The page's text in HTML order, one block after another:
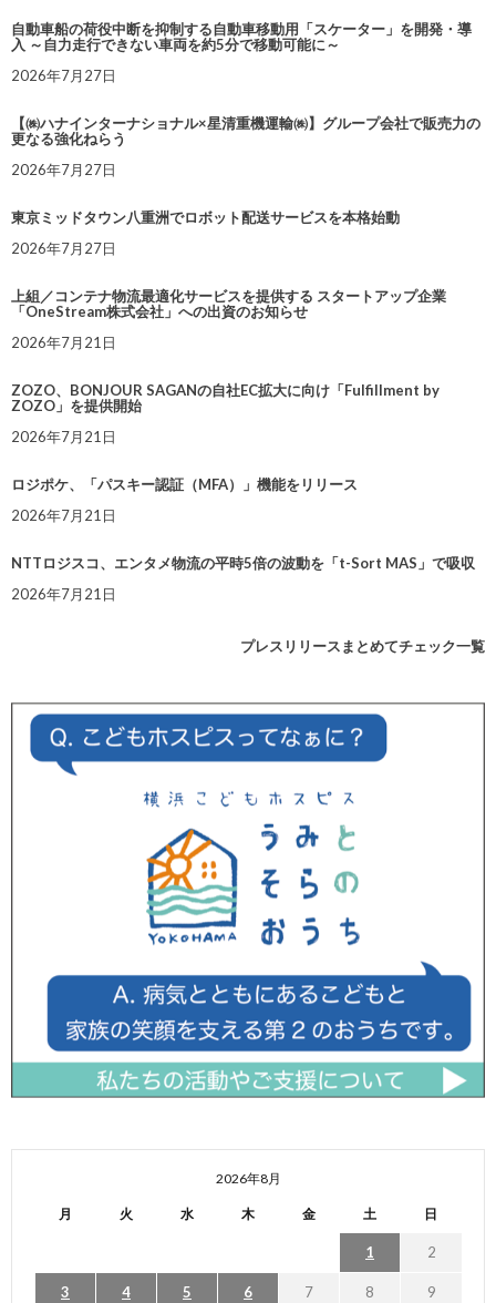
自動車船の荷役中断を抑制する自動車移動用「スケーター」を開発・導
入 ～自力走行できない車両を約5分で移動可能に～
2026年7月27日
【㈱ハナインターナショナル×星清重機運輸㈱】グループ会社で販売力の
更なる強化ねらう
2026年7月27日
東京ミッドタウン八重洲でロボット配送サービスを本格始動
2026年7月27日
上組／コンテナ物流最適化サービスを提供する スタートアップ企業
「OneStream株式会社」への出資のお知らせ
2026年7月21日
ZOZO、BONJOUR SAGANの自社EC拡大に向け「Fulfillment by
ZOZO」を提供開始
2026年7月21日
ロジポケ、「パスキー認証（MFA）」機能をリリース
2026年7月21日
NTTロジスコ、エンタメ物流の平時5倍の波動を「t-Sort MAS」で吸収
2026年7月21日
プレスリリースまとめてチェック一覧
2026年8月
月 火 水 木 金 土 日
1 2
3 4 5 6 7 8 9